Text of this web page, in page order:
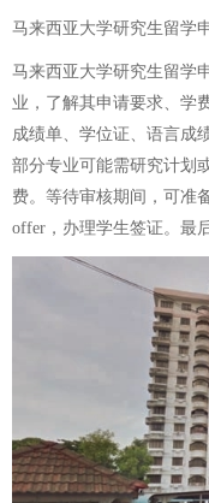
马来西亚大学研究生留学
马来西亚大学研究生留学
业，了解其申请要求、学
成绩单、学位证、语言成
部分专业可能需研究计划
费。等待审核期间，可准
offer，办理学生签证。最